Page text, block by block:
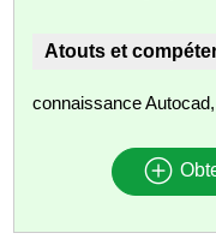
Atouts et
connaissance